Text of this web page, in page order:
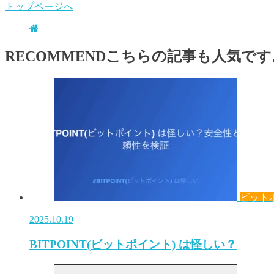
トップページへ
RECOMMENDこちらの記事も人気です
ビット
2025.10.19
BITPOINT(ビットポイント) は怪しい？